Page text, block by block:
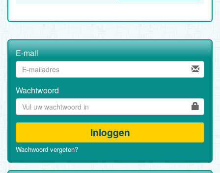
E-mail
Wachtwoord
Inloggen
Wachwoord vergeten?